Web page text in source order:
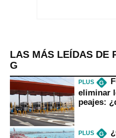
LAS MÁS LEÍDAS DE
G
PLUS G
eliminar
peajes:
PLUS G